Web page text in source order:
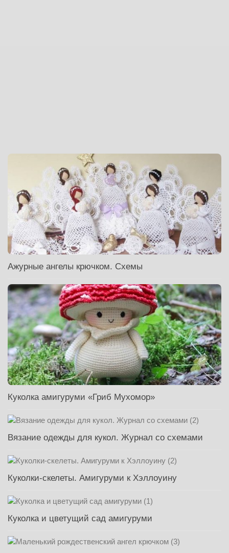
Ажурные ангелы крючком. Схемы
Куколка амигуруми «Гриб Мухомор»
Вязание одежды для кукол. Журнал со схемами
Куколки-скелеты. Амигуруми к Хэллоуину
Куколка и цветущий сад амигуруми